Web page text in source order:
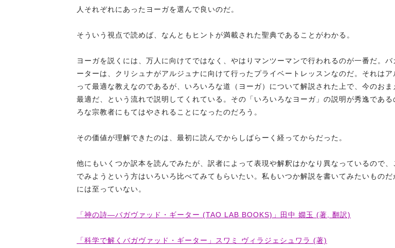
人それぞれにあったヨーガを選んで良いのだ。
そういう視点で読めば、なんともヒントが満載された聖典であることがわかる。
ヨーガを説くには、万人に向けてではなく、やはりマンツーマンで行われるのが一番だ。バ
ーターは、クリシュナがアルジュナに向けて行ったプライベートレッスンなのだ。それはア
って最適な教えなのであるが、いろいろな道（ヨーガ）について解説された上で、今のおま
最適だ、という流れで説明してくれている。その「いろいろなヨーガ」の説明が秀逸である
ろな宗教者にもてはやされることになったのだろう。
その価値が理解できたのは、最初に読んでからしばらーく経ってからだった。
他にもいくつか訳本を読んでみたが、訳者によって表現や解釈はかなり異なっているので、
でみようという方はいろいろ比べてみてもらいたい。私もいつか解説を書いてみたいものだ
には至っていない。
「神の詩―バガヴァッド・ギーター (TAO LAB BOOKS)」田中 嫺玉 (著, 翻訳)
「科学で解くバガヴァッド・ギーター」スワミ ヴィラジェシュワラ (著)